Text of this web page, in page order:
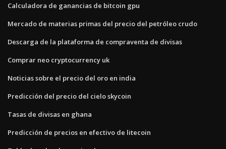
Calculadora de ganancias de bitcoin gpu
Mercado de materias primas del precio del petróleo crudo
Descarga de la plataforma de compraventa de divisas
Comprar neo cryptocurrency uk
Noticias sobre el precio del oro en india
Predicción del precio del cielo skycoin
Tasas de divisas en ghana
Predicción de precios en efectivo de litecoin